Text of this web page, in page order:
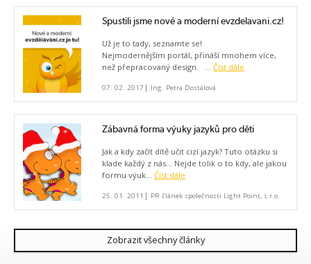
Spustili jsme nové a moderní evzdelavani.cz!
Už je to tady, seznamte se!
Nejmodernějším portál, přináší mnohem více,
než přepracovaný design. ... Číst dále
07. 02. 2017 | Ing. Petra Dostálová
Zábavná forma výuky jazyků pro děti
Jak a kdy začít dítě učit cizí jazyk? Tuto otázku si
klade každý z nás... Nejde tolik o to kdy, ale jakou
formu výuk... Číst dále
25. 01. 2011 | PR článek společnosti Light Point, s.r.o.
Zobrazit všechny články